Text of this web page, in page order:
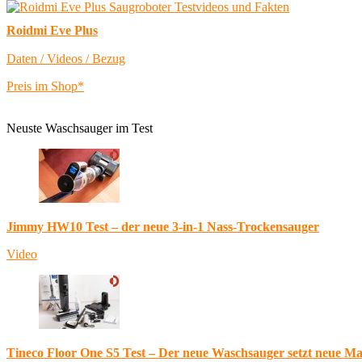
Roidmi Eve Plus
Daten / Videos / Bezug
Preis im Shop*
Neuste Waschsauger im Test
Jimmy HW10 Test – der neue 3-in-1 Nass-Trockensauger
Video
Tineco Floor One S5 Test – Der neue Waschsauger setzt neue